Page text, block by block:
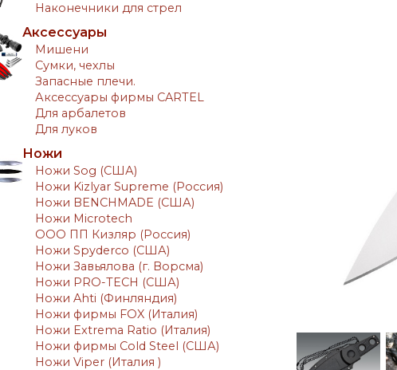
Наконечники для стрел
Аксессуары
Мишени
Сумки, чехлы
Запасные плечи.
Аксессуары фирмы CARTEL
Для арбалетов
Для луков
Ножи
Ножи Sog (США)
Ножи Kizlyar Supreme (Россия)
Ножи BENCHMADE (США)
Ножи Microtech
ООО ПП Кизляр (Россия)
Ножи Spyderco (США)
Ножи Завьялова (г. Ворсма)
Ножи PRO-TECH (США)
Ножи Ahti (Финляндия)
Ножи фирмы FOX (Италия)
Ножи Extrema Ratio (Италия)
Ножи фирмы Cold Steel (США)
Ножи Viper (Италия )